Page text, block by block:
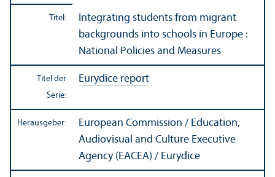
Titel:
Integrating students from migrant
backgrounds into schools in Europe :
National Policies and Measures
Titel der
Serie:
Eurydice report
Herausgeber:
European Commission / Education,
Audiovisual and Culture Executive
Agency (EACEA) / Eurydice